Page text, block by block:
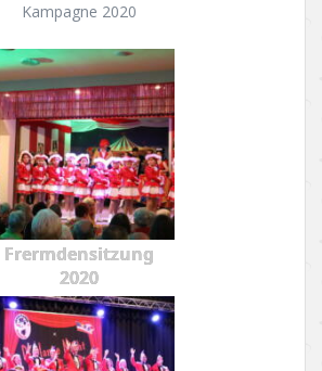
Kampagne 2020
Frermdensitzung
2020